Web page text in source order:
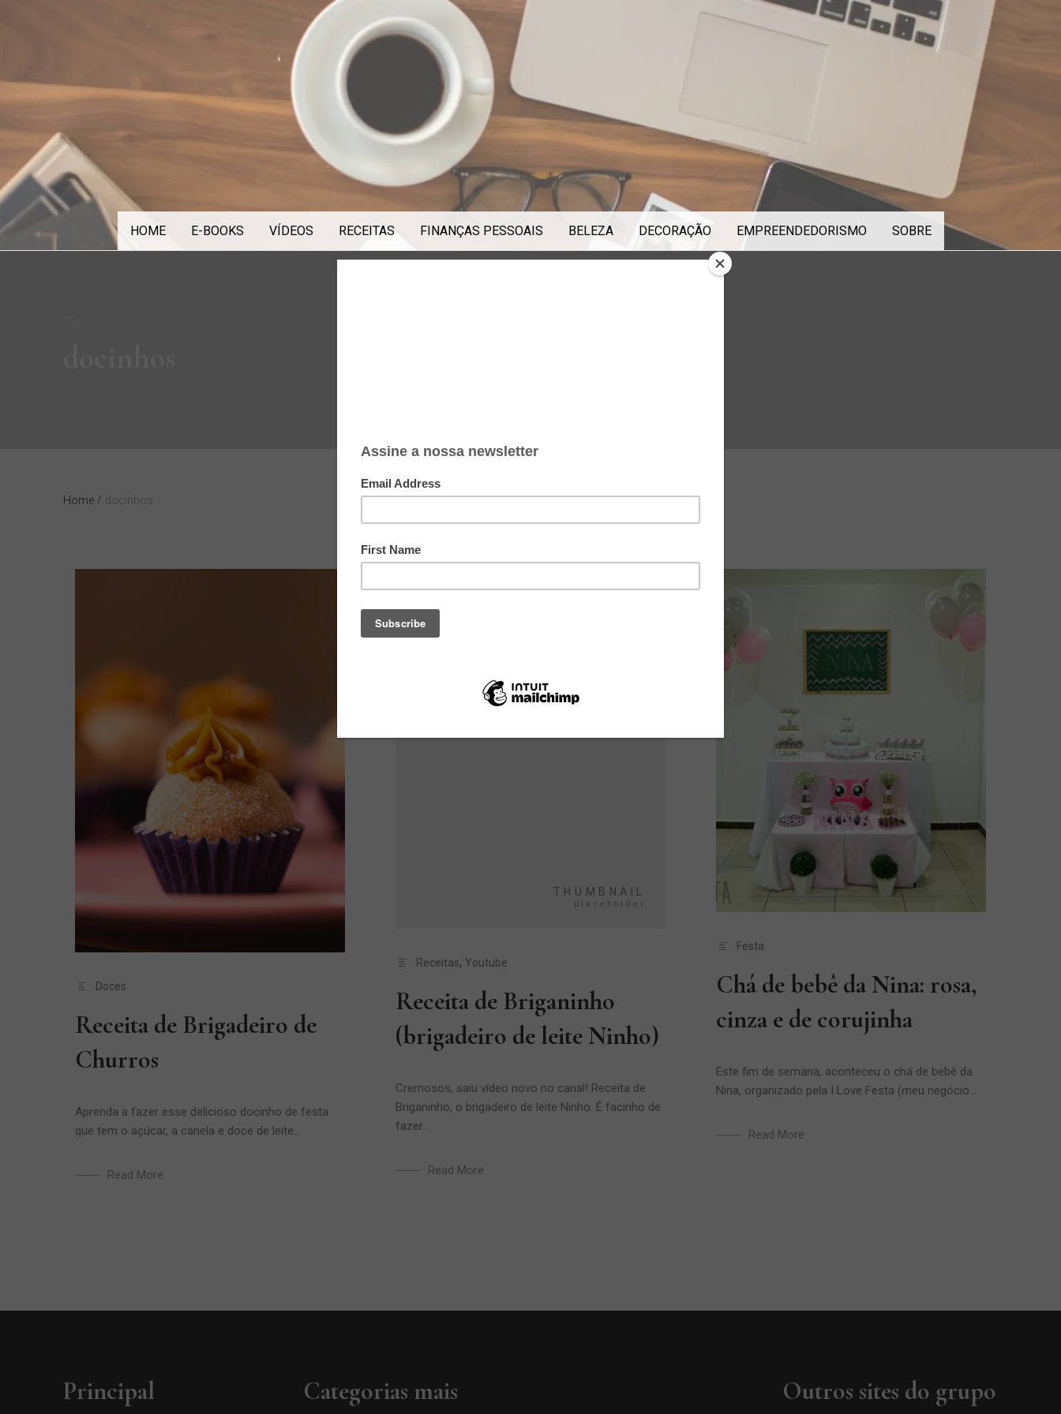
HOME E-BOOKS VÍDEOS RECEITAS FINANÇAS PESSOAIS BELEZA DECORAÇÃO EMPREENDEDORISMO SOBRE
Home / docinhos
Doces
Receita de Brigadeiro de
Churros
Aprenda a fazer esse delicioso docinho de festa
que tem o açúcar, a canela e doce de leite...
Read More
Receitas, Youtube
Receita de Briganinho
(brigadeiro de leite Ninho)
Cremosos, saiu vídeo novo no canal! Receita de
Briganinho, o brigadeiro de leite Ninho. É facinho de
fazer...
Read More
Festa
Chá de bebê da Nina: rosa,
cinza e de corujinha
Este fim de semana, aconteceu o chá de bebê da
Nina, organizado pela I Love Festa (meu negócio...
Read More
Principal
Categorias mais
Outros sites do grupo